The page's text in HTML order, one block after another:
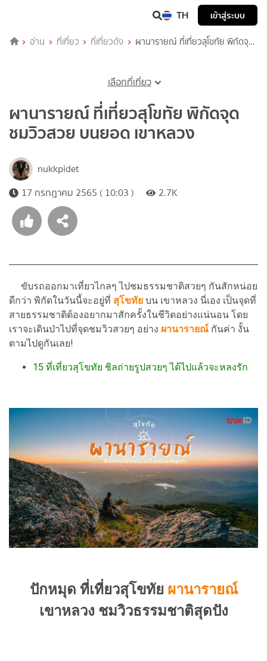
TH เข้าสู่ระบบ
อ่าน ที่เที่ยว ที่เที่ยวดัง
ผานารายณ์ ที่เที่ยวสุโขทัย พิกัดจุด
เลือกที่เที่ยว
ผานารายณ์ ที่เที่ยวสุโขทัย พิกัดจุด
ชมวิวสวย บนยอด เขาหลวง
nukkpidet
17 กรกฎาคม 2565 ( 10:03 )
2.7K
ขับรถออกมาเที่ยวไกลๆ ไปชมธรรมชาติสวยๆ กันสักหน่อย
ดีกว่า พิกัดในวันนี้จะอยู่ที่ สุโขทัย บน เขาหลวง นี่เอง เป็นจุดที่
สายธรรมชาติต้องอยากมาสักครั้งในชีวิตอย่างแน่นอน โดย
เราจะเดินป่าไปที่จุดชมวิวสวยๆ อย่าง ผานารายณ์ กันค่า งั้น
ตามไปดูกันเลย!
15 ที่เที่ยวสุโขทัย ชิลถ่ายรูปสวยๆ ได้ไปแล้วจะหลงรัก
ปักหมุด ที่เที่ยวสุโขทัย ผานารายณ์
เขาหลวง ชมวิวธรรมชาติสุดปัง